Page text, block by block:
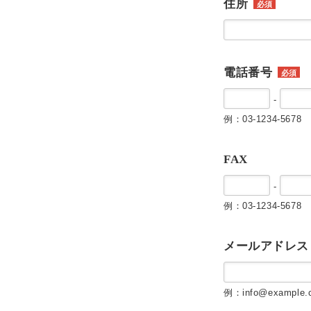
住所 必須
電話番号 必須
-
例：03-1234-5678
FAX
-
例：03-1234-5678
メールアドレス
例：